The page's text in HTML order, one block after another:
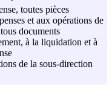
toutes pièces
et aux opérations de
documents
à la liquidation et à
de la sous-direction